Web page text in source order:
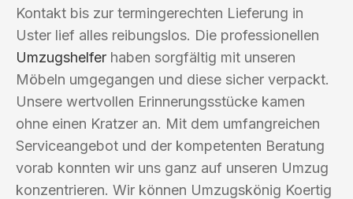
Kontakt bis zur termingerechten Lieferung in
Uster lief alles reibungslos. Die professionellen
Umzugshelfer haben sorgfältig mit unseren
Möbeln umgegangen und diese sicher verpackt.
Unsere wertvollen Erinnerungsstücke kamen
ohne einen Kratzer an. Mit dem umfangreichen
Serviceangebot und der kompetenten Beratung
vorab konnten wir uns ganz auf unseren Umzug
konzentrieren. Wir können Umzugskönig Koertig